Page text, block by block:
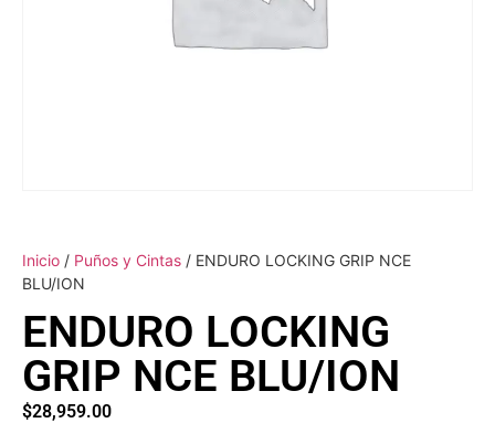
Inicio / Puños y Cintas / ENDURO LOCKING GRIP NCE
BLU/ION
ENDURO LOCKING
GRIP NCE BLU/ION
$28,959.00